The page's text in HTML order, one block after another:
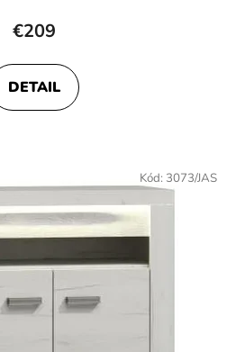
€209
DETAIL
Kód: 3073/JAS